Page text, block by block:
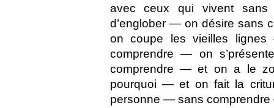
avec ceux qui vivent
d’englober — on désire sans
on coupe les vieilles
comprendre — on
comprendre — et on a le
pourquoi — et on fait la
personne — sans